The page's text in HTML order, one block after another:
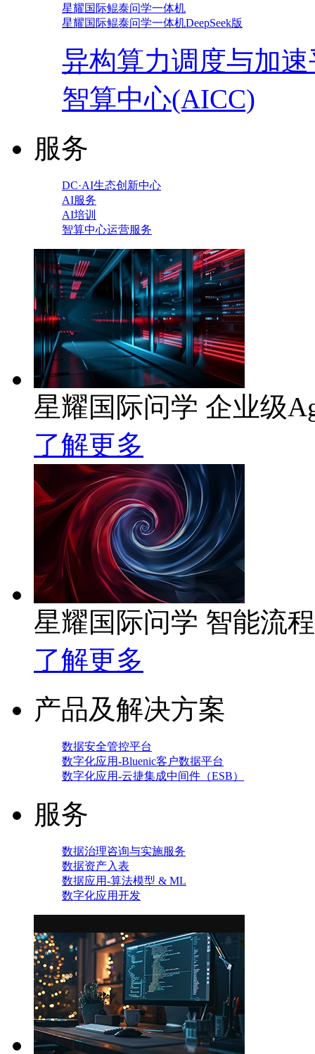
星耀国际鲲泰问学一体机
星耀国际鲲泰问学一体机DeepSeek版
异构算力调度与加
智算中心(AICC)
服务
DC·AI生态创新中心
AI服务
AI培训
智算中心运营服务
星耀国际问学 企业级
了解更多
星耀国际问学 智能流
了解更多
产品及解决方案
数据安全管控平台
数字化应用-Bluenic客户数据平台
数字化应用-云捷集成中间件（ESB）
服务
数据治理咨询与实施服务
数据资产入表
数据应用-算法模型 & ML
数字化应用开发